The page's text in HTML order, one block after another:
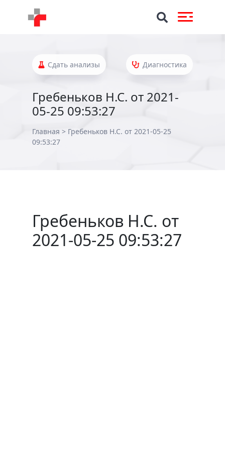
Сдать анализы Диагностика
Гребеньков Н.С. от 2021-
05-25 09:53:27
Главная > Гребеньков Н.С. от 2021-05-25
09:53:27
Гребеньков Н.С. от
2021-05-25 09:53:27